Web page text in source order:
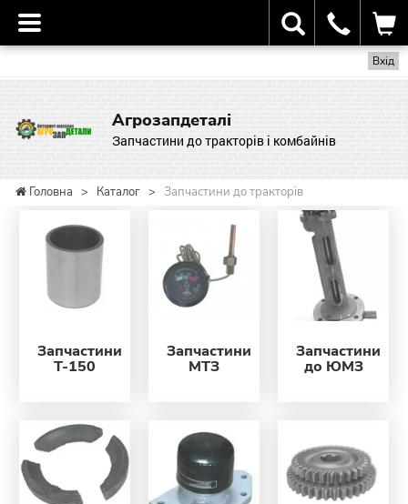
Вхід
Агрозапдеталі
Запчастини до тракторів і комбайнів
Головна > Каталог > Запчастини до тракторів
Запчастини
Т-150
Запчастини
МТЗ
Запчастини
до ЮМЗ